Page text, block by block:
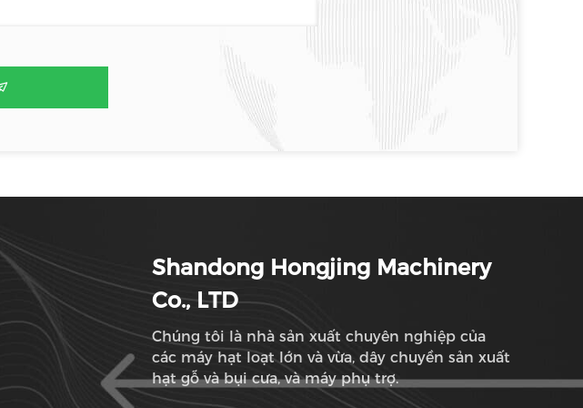
Shandong Hongjing Machinery
Co., LTD
Chúng tôi là nhà sản xuất chuyên nghiệp của
các máy hạt loạt lớn và vừa, dây chuyền sản xuất
hạt gỗ và bụi cưa, và máy phụ trợ.